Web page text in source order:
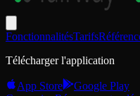
FonctionnalitésTarifs
Télécharger l'application
App Store
Google Play